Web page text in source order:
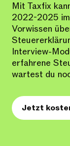
Mit Taxfix
2022-2025 im
Vorwissen
Interview-
erfahrene
wartest du
Jetzt